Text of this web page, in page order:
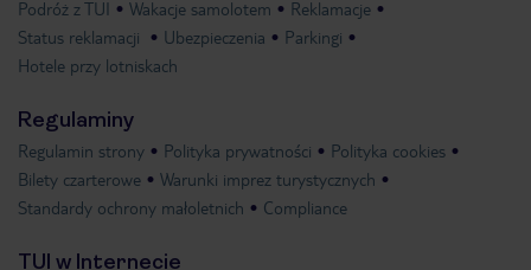
Podróż z TUI Wakacje samolotem
Reklamacje
Status reklamacji
Ubezpieczenia
Parkingi
Hotele przy lotniskach
Regulaminy
Regulamin strony Polityka prywatności
Polityka cookies
Bilety czarterowe
Warunki imprez turystycznych
Standardy ochrony małoletnich
Compliance
TUI w Internecie